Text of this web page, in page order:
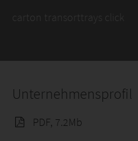
carton transorttrays click
Unternehmensprofil
PDF, 7.2Mb